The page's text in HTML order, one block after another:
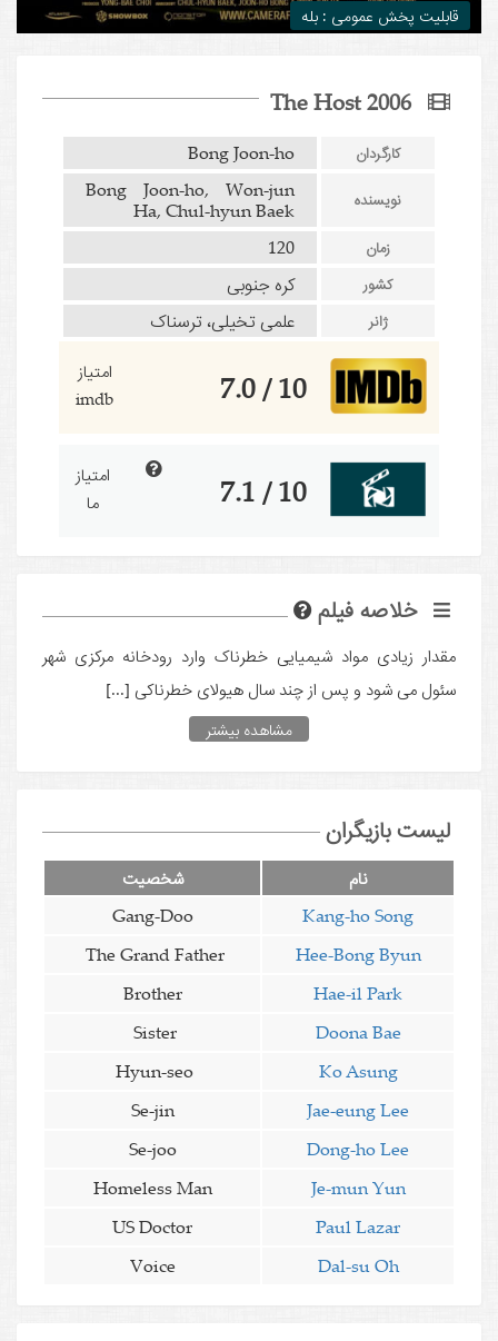
قابلیت پخش عمومی : بله
The Host 2006
کارگردان Bong Joon-ho
نویسنده
Bong Joon-ho, Won-jun
Ha, Chul-hyun Baek
زمان 120
کشور کره جنوبی
ژانر علمی تخیلی، ترسناک
10 / 7.0
امتیاز
imdb
10 / 7.1
امتیاز
ما
خلاصه فیلم
مقدار زیادی مواد شیمیایی خطرناک وارد رودخانه مرکزی شهر
سئول می شود و پس از چند سال هیولای خطرناکی [...]
مشاهده بیشتر
لیست بازیگران
نام شخصیت
Kang-ho Song
Gang-Doo
Hee-Bong Byun
The Grand Father
Hae-il Park
Brother
Doona Bae
Sister
Ko Asung
Hyun-seo
Jae-eung Lee
Se-jin
Dong-ho Lee
Se-joo
Je-mun Yun
Homeless Man
Paul Lazar
US Doctor
Dal-su Oh
Voice